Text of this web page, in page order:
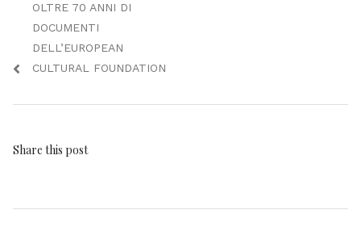
OLTRE 70 ANNI DI
DOCUMENTI
DELL’EUROPEAN
CULTURAL FOUNDATION
Share this post